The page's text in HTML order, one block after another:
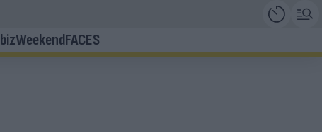
WeekendFACES